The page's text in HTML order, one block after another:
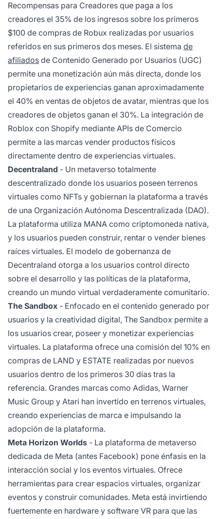
Recompensas para Creadores que paga a los
creadores el 35% de los ingresos sobre los primeros
$100 de compras de Robux realizadas por usuarios
referidos en sus primeros dos meses. El sistema de
afiliados de Contenido Generado por Usuarios (UGC)
permite una monetización aún más directa, donde los
propietarios de experiencias ganan aproximadamente
el 40% en ventas de objetos de avatar, mientras que los
creadores de objetos ganan el 30%. La integración de
Roblox con Shopify mediante APIs de Comercio
permite a las marcas vender productos físicos
directamente dentro de experiencias virtuales.
Decentraland - Un metaverso totalmente
descentralizado donde los usuarios poseen terrenos
virtuales como NFTs y gobiernan la plataforma a través
de una Organización Autónoma Descentralizada (DAO).
La plataforma utiliza MANA como criptomoneda nativa,
y los usuarios pueden construir, rentar o vender bienes
raíces virtuales. El modelo de gobernanza de
Decentraland otorga a los usuarios control directo
sobre el desarrollo y las políticas de la plataforma,
creando un mundo virtual verdaderamente comunitario.
The Sandbox - Enfocado en el contenido generado por
usuarios y la creatividad digital, The Sandbox permite a
los usuarios crear, poseer y monetizar experiencias
virtuales. La plataforma ofrece una comisión del 10% en
compras de LAND y ESTATE realizadas por nuevos
usuarios dentro de los primeros 30 días tras la
referencia. Grandes marcas como Adidas, Warner
Music Group y Atari han invertido en terrenos virtuales,
creando experiencias de marca e impulsando la
adopción de la plataforma.
Meta Horizon Worlds - La plataforma de metaverso
dedicada de Meta (antes Facebook) pone énfasis en la
interacción social y los eventos virtuales. Ofrece
herramientas para crear espacios virtuales, organizar
eventos y construir comunidades. Meta está invirtiendo
fuertemente en hardware y software VR para que las